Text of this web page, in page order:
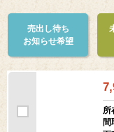
売出し待ち
お知らせ希望